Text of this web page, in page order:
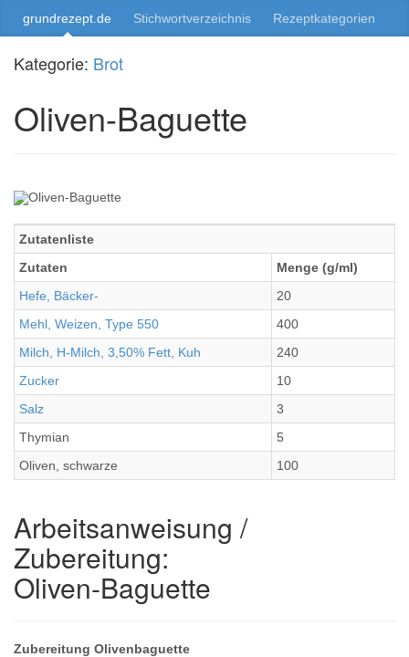
grundrezept.de Stichwortverzeichnis Rezeptkategorien
Kategorie: Brot
Oliven-Baguette
Zutatenliste
Zutaten
Menge (g/ml)
Hefe, Bäcker-
20
Mehl, Weizen, Type 550
400
Milch, H-Milch, 3,50% Fett, Kuh
240
Zucker
10
Salz
3
Thymian
5
Oliven, schwarze
100
Arbeitsanweisung /
Zubereitung:
Oliven-Baguette
Zubereitung Olivenbaguette